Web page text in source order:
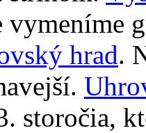
hrad.
storočia,